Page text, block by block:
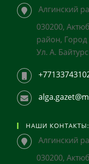
Алгинский
030200,
район, Город
Ул. А.
НАШИ КОНТАКТЫ:
Алгинский
030200,